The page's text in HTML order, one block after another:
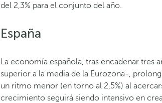
del 2,3% para el conjunto del año.
España
La economía española, tras encadenar
superior a la media de la Eurozona-,
un ritmo menor (en torno al 2,5%) al
crecimiento seguirá siendo intensivo en